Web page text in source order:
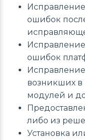
ошибок
ошибок
возникших в
модулей и
либо из
Установка